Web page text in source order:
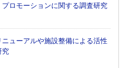
ロモーションに関する調査研究
ューアルや施設整備による活性
究